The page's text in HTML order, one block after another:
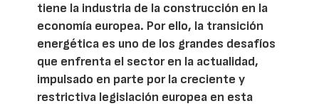
tiene la industria de la construcción en la
economía europea. Por ello, la transición
energética es uno de los grandes desafíos
que enfrenta el sector en la actualidad,
impulsado en parte por la creciente y
restrictiva legislación europea en esta